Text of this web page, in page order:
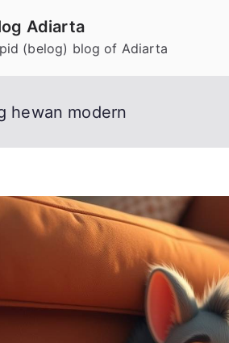
Adiarta
(belog) blog of Adiarta
hewan modern